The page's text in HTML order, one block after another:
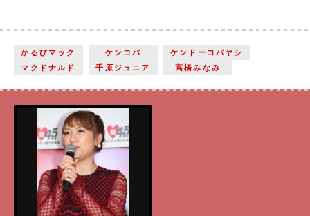
かるびマック ケンコバ
ケンドーコバヤシ
マクドナルド
千原ジュニア 高橋みなみ